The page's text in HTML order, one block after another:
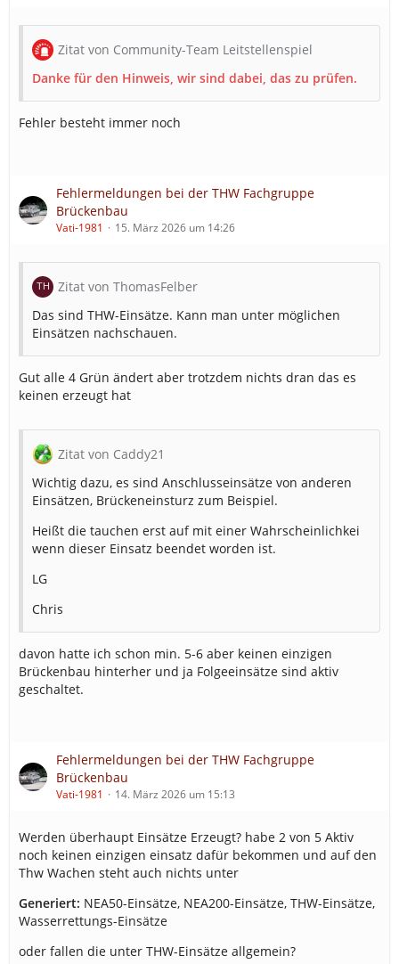
Zitat von Community-Team Leitstellenspiel
Danke für den Hinweis, wir sind dabei, das zu prüfen.
Fehler besteht immer noch
Fehlermeldungen bei der THW Fachgruppe
Brückenbau
Vati-1981 15. März 2026 um 14:26
Zitat von ThomasFelber
Das sind THW-Einsätze. Kann man unter möglichen
Einsätzen nachschauen.
Gut alle 4 Grün ändert aber trotzdem nichts dran das es
keinen erzeugt hat
Zitat von Caddy21
Wichtig dazu, es sind Anschlusseinsätze von anderen
Einsätzen, Brückeneinsturz zum Beispiel.
Heißt die tauchen erst auf mit einer Wahrscheinlichkei
wenn dieser Einsatz beendet worden ist.
LG
Chris
davon hatte ich schon min. 5-6 aber keinen einzigen
Brückenbau hinterher und ja Folgeeinsätze sind aktiv
geschaltet.
Fehlermeldungen bei der THW Fachgruppe
Brückenbau
Vati-1981 14. März 2026 um 15:13
Werden überhaupt Einsätze Erzeugt? habe 2 von 5 Aktiv
noch keinen einzigen einsatz dafür bekommen und auf den
Thw Wachen steht auch nichts unter
Generiert: NEA50-Einsätze, NEA200-Einsätze, THW-Einsätze,
Wasserrettungs-Einsätze
oder fallen die unter THW-Einsätze allgemein?